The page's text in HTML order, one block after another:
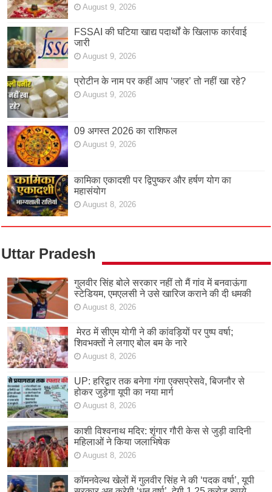
August 9, 2026
FSSAI की घटिया खाद्य पदार्थों के खिलाफ कार्रवाई
जारी
August 9, 2026
प्रोटीन के नाम पर कहीं आप ‘जहर’ तो नहीं खा रहे?
August 9, 2026
09 अगस्त 2026 का राशिफल
August 9, 2026
कामिका एकादशी पर द्विपुष्कर और हर्षण योग का
महासंयोग
August 8, 2026
Uttar Pradesh
गुलवीर सिंह बोले सरकार नहीं तो मैं गांव में बनवाऊंगा
स्टेडियम, एमएलसी ने उसे खारिज कराने की दी धमकी
August 8, 2026
मेरठ में सीएम योगी ने की कांवड़ियों पर पुष्प वर्षा;
शिवभक्तों ने लगाए बोल बम के नारे
August 8, 2026
UP: हरिद्वार तक बनेगा गंगा एक्सप्रेसवे, बिजनौर से
होकर जुड़ेगा यूपी का नया मार्ग
August 8, 2026
काशी विश्वनाथ मदिर: शृंगार गौरी केस से जुड़ी वादिनी
महिलाओं ने किया जलाभिषेक
August 8, 2026
कॉमनवेल्थ खेलों में गुलवीर सिंह ने की ‘पदक वर्षा’, यूपी